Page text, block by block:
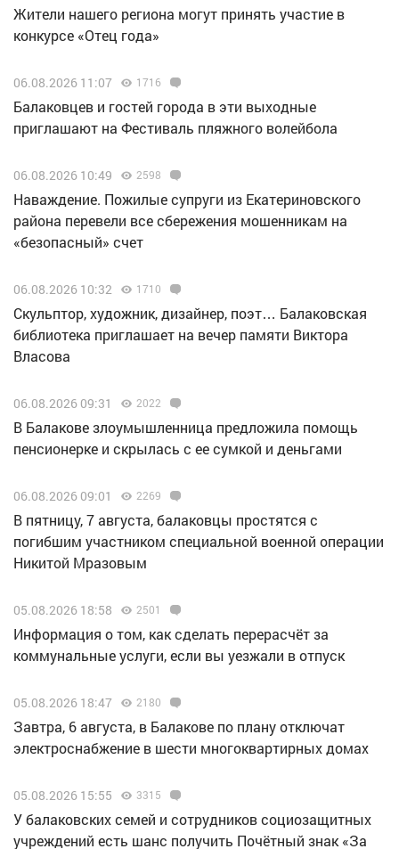
Жители нашего региона могут принять участие в
конкурсе «Отец года»
06.08.2026 11:07 1716
Балаковцев и гостей города в эти выходные
приглашают на Фестиваль пляжного волейбола
06.08.2026 10:49 2598
Наваждение. Пожилые супруги из Екатериновского
района перевели все сбережения мошенникам на
«безопасный» счет
06.08.2026 10:32 1710
Скульптор, художник, дизайнер, поэт… Балаковская
библиотека приглашает на вечер памяти Виктора
Власова
06.08.2026 09:31 2022
В Балакове злоумышленница предложила помощь
пенсионерке и скрылась с ее сумкой и деньгами
06.08.2026 09:01 2269
В пятницу, 7 августа, балаковцы простятся с
погибшим участником специальной военной операции
Никитой Мразовым
05.08.2026 18:58 2501
Информация о том, как сделать перерасчёт за
коммунальные услуги, если вы уезжали в отпуск
05.08.2026 18:47 2180
Завтра, 6 августа, в Балакове по плану отключат
электроснабжение в шести многоквартирных домах
05.08.2026 15:55 3315
У балаковских семей и сотрудников социозащитных
учреждений есть шанс получить Почётный знак «За